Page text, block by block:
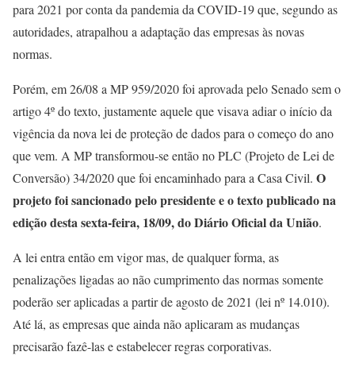
para 2021 por conta da pandemia da COVID-19 que, segundo as
autoridades, atrapalhou a adaptação das empresas às novas
normas.
Porém, em 26/08 a MP 959/2020 foi aprovada pelo Senado sem o
artigo 4º do texto, justamente aquele que visava adiar o início da
vigência da nova lei de proteção de dados para o começo do ano
que vem. A MP transformou-se então no PLC (Projeto de Lei de
Conversão) 34/2020 que foi encaminhado para a Casa Civil. O
projeto foi sancionado pelo presidente e o texto publicado na
edição desta sexta-feira, 18/09, do Diário Oficial da União.
A lei entra então em vigor mas, de qualquer forma, as
penalizações ligadas ao não cumprimento das normas somente
poderão ser aplicadas a partir de agosto de 2021 (lei nº 14.010).
Até lá, as empresas que ainda não aplicaram as mudanças
precisarão fazê-las e estabelecer regras corporativas.